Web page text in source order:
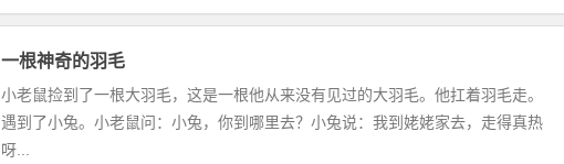
一根神奇的羽毛
小老鼠捡到了一根大羽毛，这是一根他从来没有见过的大羽毛。他扛着羽毛走。
遇到了小兔。小老鼠问：小兔，你到哪里去？小兔说：我到姥姥家去，走得真热
呀...